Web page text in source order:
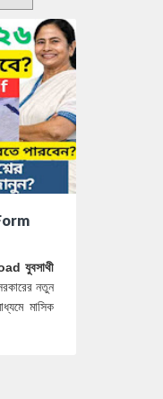
যুবসাথী
নতুন
মাসিক